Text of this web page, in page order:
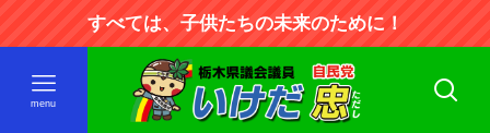
すべては、子供たちの未来のために！
menu